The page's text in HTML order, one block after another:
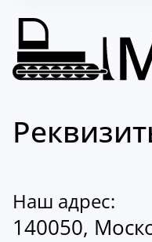
Наш адрес:
140050,